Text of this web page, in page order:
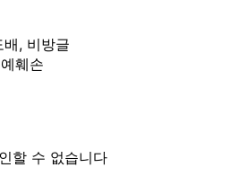
, 비방글
훼손
할 수 없습니다